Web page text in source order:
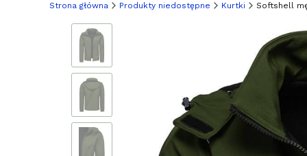
Strona główna Produkty niedostępne Kurtki Softshell